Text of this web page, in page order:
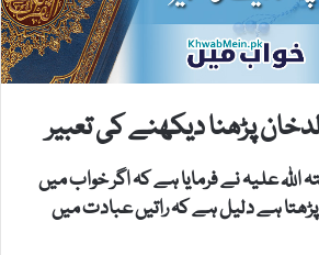
پڑھنا دیکھنے کی تعبیر
علیہ نے فرمایا ہے کہ اگر خواب میں
ہے دلیل ہے کہ راتیں عبادت میں